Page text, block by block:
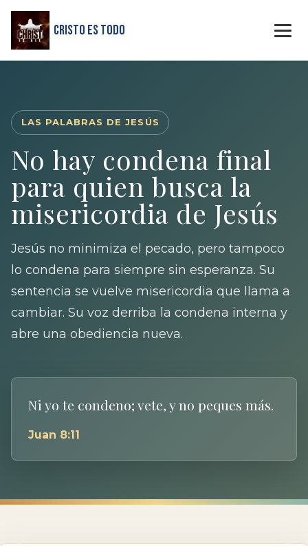
Cristo Es Todo
LAS PALABRAS DE JESÚS
No hay condena final
para quien busca la
misericordia de Jesús
Jesús no minimiza el pecado, pero tampoco
lo condena para siempre sin esperanza. Su
sentencia se vuelve misericordia que llama a
cambiar. Su voz derriba la condena interna y
abre una obediencia nueva.
Ni yo te condeno; vete, y no peques más.
Juan 8:11